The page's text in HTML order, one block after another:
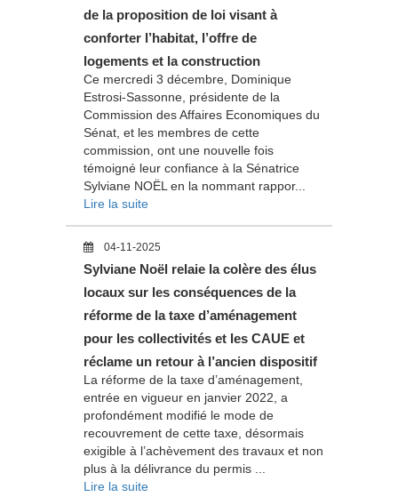
de la proposition de loi visant à
conforter l’habitat, l’offre de
logements et la construction
Ce mercredi 3 décembre, Dominique
Estrosi-Sassonne, présidente de la
Commission des Affaires Economiques du
Sénat, et les membres de cette
commission, ont une nouvelle fois
témoigné leur confiance à la Sénatrice
Sylviane NOËL en la nommant rappor...
Lire la suite
04-11-2025
Sylviane Noël relaie la colère des élus
locaux sur les conséquences de la
réforme de la taxe d’aménagement
pour les collectivités et les CAUE et
réclame un retour à l’ancien dispositif
La réforme de la taxe d’aménagement,
entrée en vigueur en janvier 2022, a
profondément modifié le mode de
recouvrement de cette taxe, désormais
exigible à l’achèvement des travaux et non
plus à la délivrance du permis ...
Lire la suite